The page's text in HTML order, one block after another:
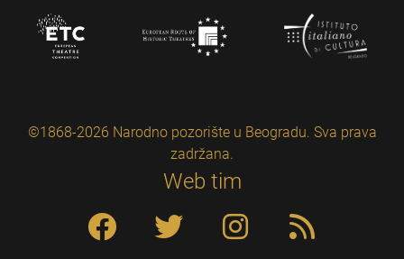
©1868-2026 Narodno pozorište u Beogradu. Sva prava
zadržana.
Web tim